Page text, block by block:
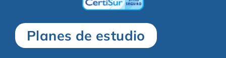
Planes de estudio